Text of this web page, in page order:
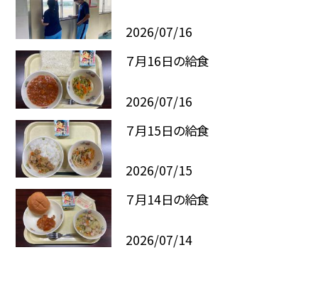
2026/07/16
７月16日の給食
2026/07/16
７月15日の給食
2026/07/15
７月14日の給食
2026/07/14